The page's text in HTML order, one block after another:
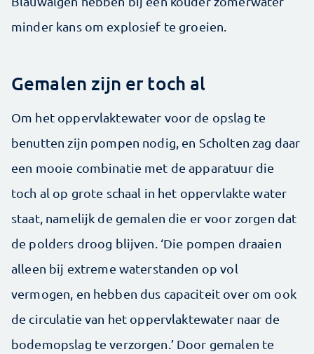
minder kans om explosief te groeien.
Gemalen zijn er toch al
Om het oppervlaktewater voor de opslag te
benutten zijn pompen nodig, en Scholten zag daar
een mooie combinatie met de apparatuur die
toch al op grote schaal in het oppervlakte water
staat, namelijk de gemalen die er voor zorgen dat
de polders droog blijven. ‘Die pompen draaien
alleen bij extreme waterstanden op vol
vermogen, en hebben dus capaciteit over om ook
de circulatie van het oppervlaktewater naar de
bodemopslag te verzorgen.’ Door gemalen te